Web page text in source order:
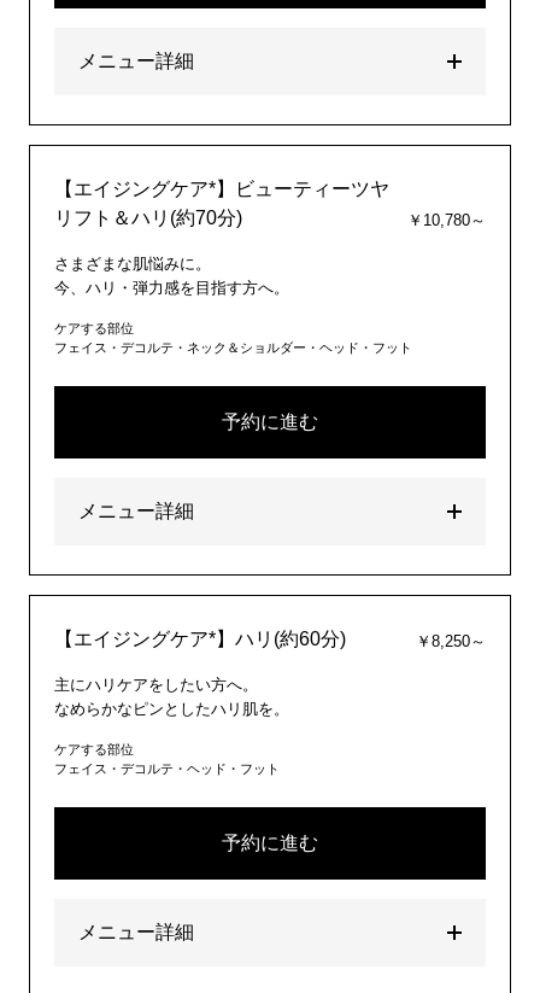
メニュー詳細
【エイジングケア*】ビューティーツヤ
リフト＆ハリ(約70分)
￥10,780～
さまざまな肌悩みに。
今、ハリ・弾力感を目指す方へ。
ケアする部位
フェイス・デコルテ・ネック＆ショルダー・ヘッド・フット
予約に進む
メニュー詳細
【エイジングケア*】ハリ(約60分) ￥8,250～
主にハリケアをしたい方へ。
なめらかなピンとしたハリ肌を。
ケアする部位
フェイス・デコルテ・ヘッド・フット
予約に進む
メニュー詳細